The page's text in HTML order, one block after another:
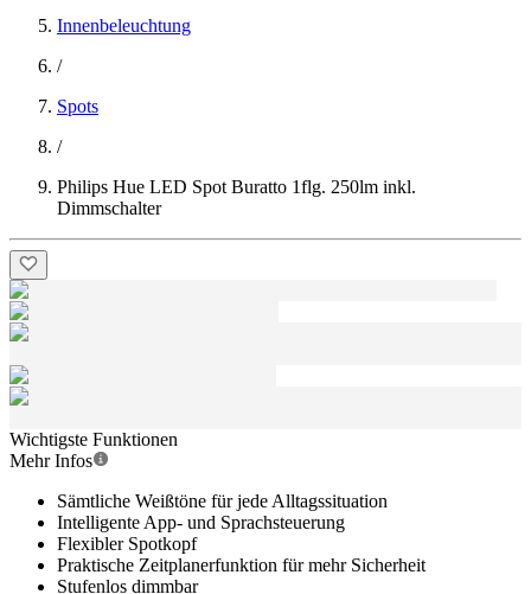
Innenbeleuchtung
/
Spots
/
Philips Hue LED Spot Buratto 1flg. 250lm inkl.
Dimmschalter
Wichtigste Funktionen
Mehr Infos
Sämtliche Weißtöne für jede Alltagssituation
Intelligente App- und Sprachsteuerung
Flexibler Spotkopf
Praktische Zeitplanerfunktion für mehr Sicherheit
Stufenlos dimmbar